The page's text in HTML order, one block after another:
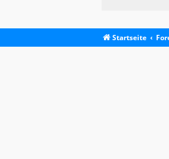
Startseite